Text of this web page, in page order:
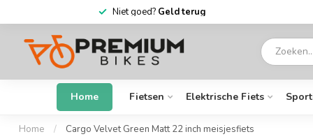
6 dagenper week open
Home Fietsen Elektrische Fiets
Home / Cargo Velvet Green Matt 22 inch meisjesfiets